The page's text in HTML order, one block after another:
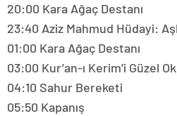
20:00 Kara Ağaç Destanı
23:40 Aziz Mahmud Hüdayi:
01:00 Kara Ağaç Destanı
03:00 Kur’an-ı Kerim’i Güzel
04:10 Sahur Bereketi
05:50 Kapanış